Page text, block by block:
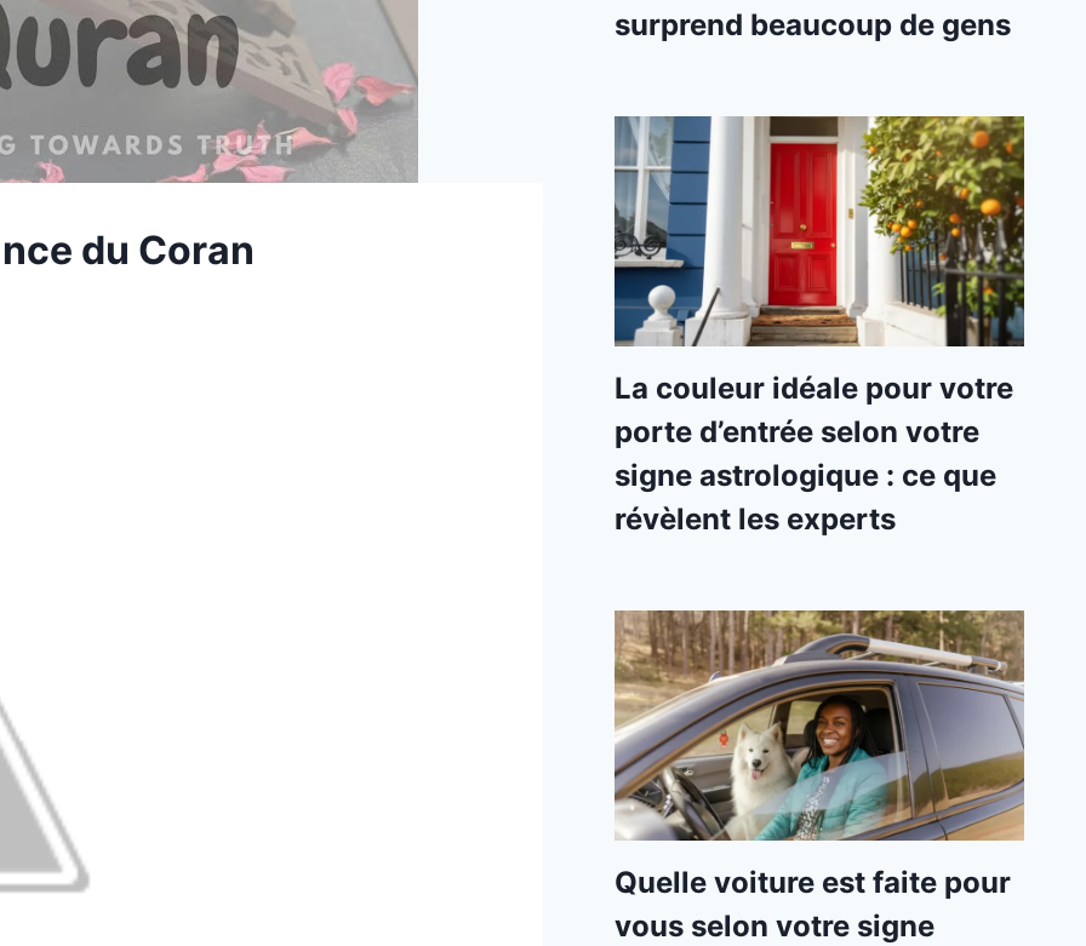
du Coran
surprend beaucoup de gens
La couleur idéale pour votre
porte d’entrée selon votre
signe astrologique : ce que
révèlent les experts
Quelle voiture est faite pour
vous selon votre signe